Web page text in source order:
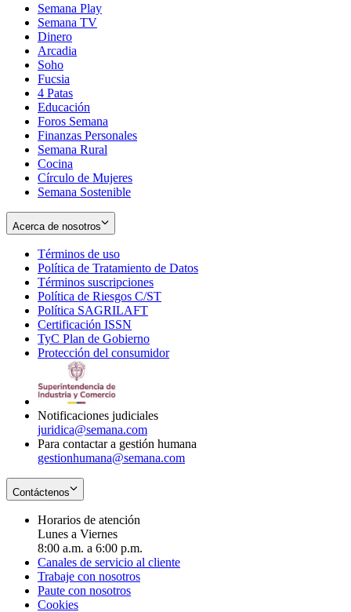
Semana Play
Semana TV
Dinero
Arcadia
Soho
in
new
window
Fucsia
in
new
window
4 Patas
Educación
Foros Semana
Finanzas Personales
Semana Rural
Cocina
Círculo de Mujeres
Semana Sostenible
Acerca de nosotros
Términos de uso
in
new
window
Política de Tratamiento de Datos
Términos suscripciones
in
Política de Riesgos C/ST
Política SAGRILAFT
new
window
Certificación ISSN
in
new
TyC Plan de Gobierno
in
Protección del consumidorOpens
Notificaciones judiciales
juridica@semana.com
Para contactar a gestión humana
gestionhumana@semana.com
Contáctenos
Horarios de atención
Lunes a Viernes
8:00 a.m. a 6:00 p.m.
Canales de servicio al cliente
Trabaje con nosotros
Paute con nosotros
Cookies